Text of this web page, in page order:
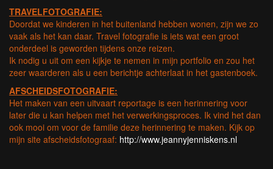
TRAVELFOTOGRAFIE:
Doordat we kinderen in het buitenland hebben wonen, zijn we zo
vaak als het kan daar. Travel fotografie is iets wat een groot
onderdeel is geworden tijdens onze reizen.
Ik nodig u uit om een kijkje te nemen in mijn portfolio en zou het
zeer waarderen als u een berichtje achterlaat in het gastenboek.
AFSCHEIDSFOTOGRAFIE:
Het maken van een uitvaart reportage is een herinnering voor
later die u kan helpen met het verwerkingsproces. Ik vind het dan
ook mooi om voor de familie deze herinnering te maken. Kijk op
mijn site afscheidsfotograaf: http://www.jeannyjenniskens.nl